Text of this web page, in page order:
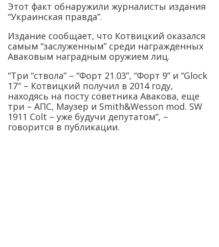
Этот факт обнаружили журналисты издания
“Украинская правда”.
Издание сообщает, что Котвицкий оказался
самым “заслуженным” среди награжденных
Аваковым наградным оружием лиц.
“Три “ствола” – “Форт 21.03”, “Форт 9” и “Glock
17″ – Котвицкий получил в 2014 году,
находясь на посту советника Авакова, еще
три – АПС, Маузер и Smith&Wesson mod. SW
1911 Colt – уже будучи депутатом”, –
говорится в публикации.